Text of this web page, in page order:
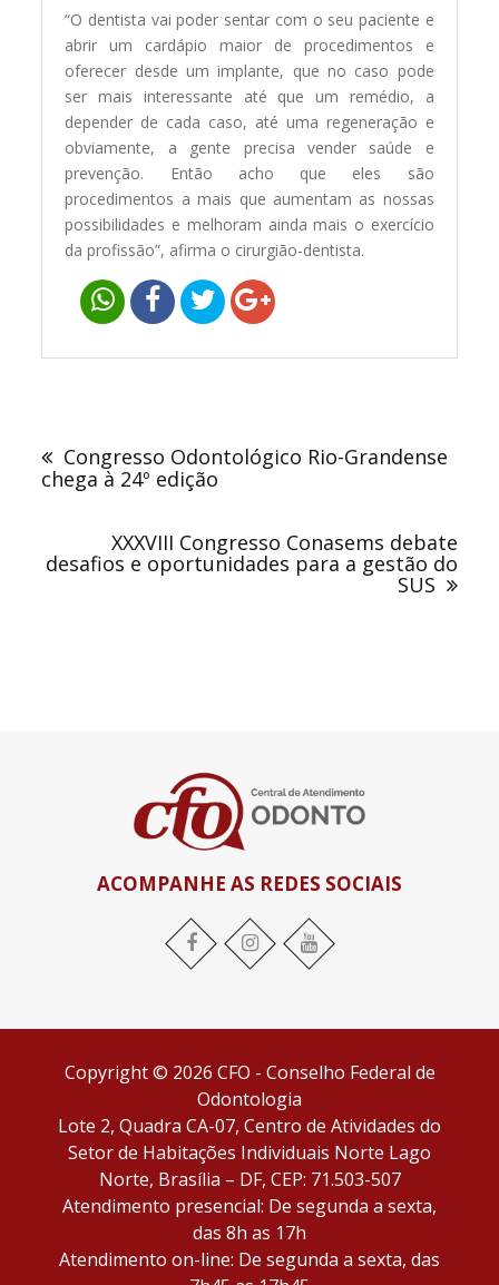
“O dentista vai poder sentar com o seu paciente e
abrir um cardápio maior de procedimentos e
oferecer desde um implante, que no caso pode
ser mais interessante até que um remédio, a
depender de cada caso, até uma regeneração e
obviamente, a gente precisa vender saúde e
prevenção. Então acho que eles são
procedimentos a mais que aumentam as nossas
possibilidades e melhoram ainda mais o exercício
da profissão”, afirma o cirurgião-dentista.
PostCongresso Odontológico Rio-Grandense
chega à 24º edição
XXXVIII Congresso Conasems debate
desafios e oportunidades para a gestão do
SUS
ACOMPANHE AS REDES SOCIAIS
Facebook Instagram YouTube
Copyright © 2026 CFO - Conselho Federal de
Odontologia
Lote 2, Quadra CA-07, Centro de Atividades do
Setor de Habitações Individuais Norte Lago
Norte, Brasília – DF, CEP: 71.503-507
Atendimento presencial: De segunda a sexta,
das 8h as 17h
Atendimento on-line: De segunda a sexta, das